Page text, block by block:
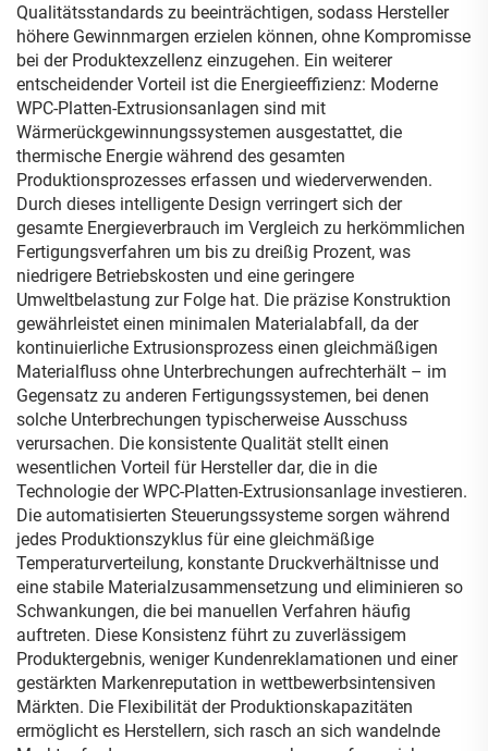
Qualitätsstandards zu beeinträchtigen, sodass Hersteller
höhere Gewinnmargen erzielen können, ohne Kompromisse
bei der Produktexzellenz einzugehen. Ein weiterer
entscheidender Vorteil ist die Energieeffizienz: Moderne
WPC-Platten-Extrusionsanlagen sind mit
Wärmerückgewinnungssystemen ausgestattet, die
thermische Energie während des gesamten
Produktionsprozesses erfassen und wiederverwenden.
Durch dieses intelligente Design verringert sich der
gesamte Energieverbrauch im Vergleich zu herkömmlichen
Fertigungsverfahren um bis zu dreißig Prozent, was
niedrigere Betriebskosten und eine geringere
Umweltbelastung zur Folge hat. Die präzise Konstruktion
gewährleistet einen minimalen Materialabfall, da der
kontinuierliche Extrusionsprozess einen gleichmäßigen
Materialfluss ohne Unterbrechungen aufrechterhält – im
Gegensatz zu anderen Fertigungssystemen, bei denen
solche Unterbrechungen typischerweise Ausschuss
verursachen. Die konsistente Qualität stellt einen
wesentlichen Vorteil für Hersteller dar, die in die
Technologie der WPC-Platten-Extrusionsanlage investieren.
Die automatisierten Steuerungssysteme sorgen während
jedes Produktionszyklus für eine gleichmäßige
Temperaturverteilung, konstante Druckverhältnisse und
eine stabile Materialzusammensetzung und eliminieren so
Schwankungen, die bei manuellen Verfahren häufig
auftreten. Diese Konsistenz führt zu zuverlässigem
Produktergebnis, weniger Kundenreklamationen und einer
gestärkten Markenreputation in wettbewerbsintensiven
Märkten. Die Flexibilität der Produktionskapazitäten
ermöglicht es Herstellern, sich rasch an sich wandelnde